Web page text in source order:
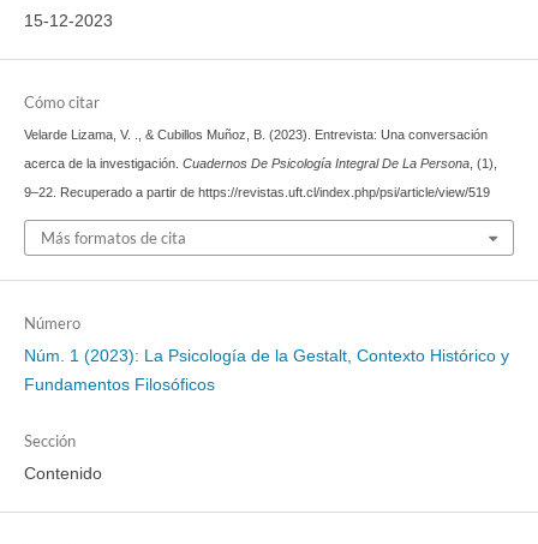
15-12-2023
Cómo citar
Velarde Lizama, V. ., & Cubillos Muñoz, B. (2023). Entrevista: Una conversación
acerca de la investigación. Cuadernos De Psicología Integral De La Persona, (1),
9–22. Recuperado a partir de https://revistas.uft.cl/index.php/psi/article/view/519
Más formatos de cita
Número
Núm. 1 (2023): La Psicología de la Gestalt, Contexto Histórico y
Fundamentos Filosóficos
Sección
Contenido